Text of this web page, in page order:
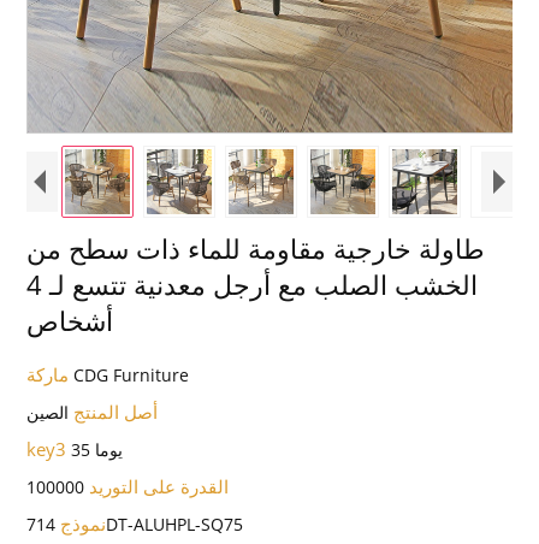
طاولة خارجية مقاومة للماء ذات سطح من
الخشب الصلب مع أرجل معدنية تتسع لـ 4
أشخاص
ماركةCDG Furniture
أصل المنتج الصين
key3 35 يوما
القدرة على التوريد 100000
نموذج714DT-ALUHPL-SQ75